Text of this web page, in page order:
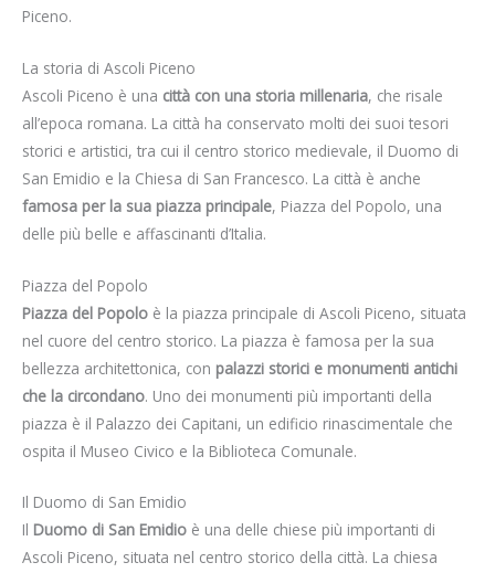
Piceno.
La storia di Ascoli Piceno
Ascoli Piceno è una città con una storia millenaria, che risale
all’epoca romana. La città ha conservato molti dei suoi tesori
storici e artistici, tra cui il centro storico medievale, il Duomo di
San Emidio e la Chiesa di San Francesco. La città è anche
famosa per la sua piazza principale, Piazza del Popolo, una
delle più belle e affascinanti d’Italia.
Piazza del Popolo
Piazza del Popolo è la piazza principale di Ascoli Piceno, situata
nel cuore del centro storico. La piazza è famosa per la sua
bellezza architettonica, con palazzi storici e monumenti antichi
che la circondano. Uno dei monumenti più importanti della
piazza è il Palazzo dei Capitani, un edificio rinascimentale che
ospita il Museo Civico e la Biblioteca Comunale.
Il Duomo di San Emidio
Il Duomo di San Emidio è una delle chiese più importanti di
Ascoli Piceno, situata nel centro storico della città. La chiesa